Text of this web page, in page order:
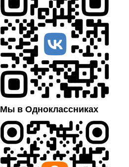
Мы в Одноклассниках